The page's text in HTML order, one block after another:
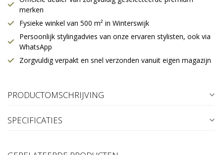
merken
Fysieke winkel van 500 m² in Winterswijk
Persoonlijk stylingadvies van onze ervaren stylisten, ook via
WhatsApp
Zorgvuldig verpakt en snel verzonden vanuit eigen magazijn
PRODUCTOMSCHRIJVING
SPECIFICATIES